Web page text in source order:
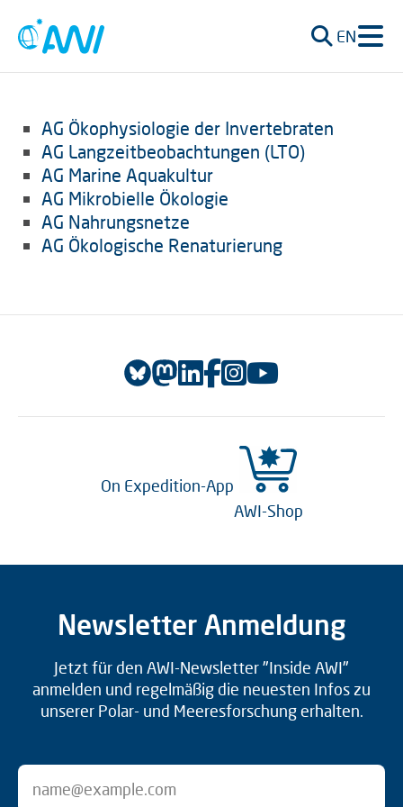
EN
AG Ökophysiologie der Invertebraten
AG Langzeitbeobachtungen (LTO)
AG Marine Aquakultur
AG Mikrobielle Ökologie
AG Nahrungsnetze
AG Ökologische Renaturierung
On Expedition-App
AWI-Shop
Newsletter Anmeldung
Jetzt für den AWI-Newsletter "Inside AWI"
anmelden und regelmäßig die neuesten Infos zu
unserer Polar- und Meeresforschung erhalten.